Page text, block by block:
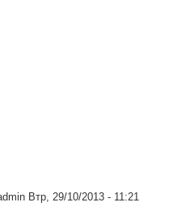
Втр, 29/10/2013 - 11:21